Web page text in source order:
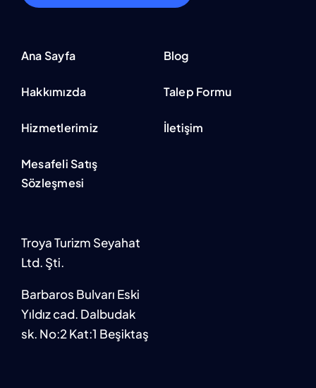
Ana Sayfa
Hakkımızda
Hizmetlerimiz
Mesafeli Satış
Sözleşmesi
Blog
Talep Formu
İletişim
Troya Turizm Seyahat
Ltd. Şti.
Barbaros Bulvarı Eski
Yıldız cad. Dalbudak
sk. No:2 Kat:1 Beşiktaş